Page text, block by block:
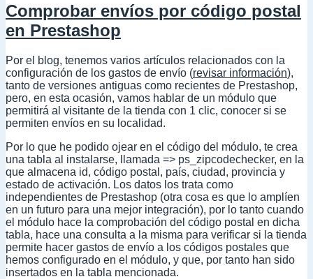
Comprobar envíos por código postal
en Prestashop
Por el blog, tenemos varios artículos relacionados con la
configuración de los gastos de envío (revisar información),
tanto de versiones antiguas como recientes de Prestashop,
pero, en esta ocasión, vamos hablar de un módulo que
permitirá al visitante de la tienda con 1 clic, conocer si se
permiten envíos en su localidad.
Por lo que he podido ojear en el código del módulo, te crea
una tabla al instalarse, llamada => ps_zipcodechecker, en la
que almacena id, código postal, país, ciudad, provincia y
estado de activación. Los datos los trata como
independientes de Prestashop (otra cosa es que lo amplíen
en un futuro para una mejor integración), por lo tanto cuando
el módulo hace la comprobación del código postal en dicha
tabla, hace una consulta a la misma para verificar si la tienda
permite hacer gastos de envío a los códigos postales que
hemos configurado en el módulo, y que, por tanto han sido
insertados en la tabla mencionada.